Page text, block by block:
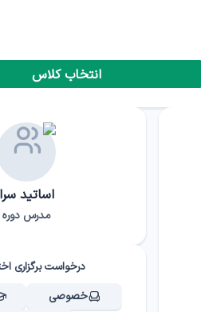
انتخاب کلاس
اساتید سرا
مدرس دوره
درخواست برگزاری
خصوصی